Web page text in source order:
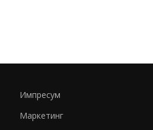
Импресум
Маркетинг